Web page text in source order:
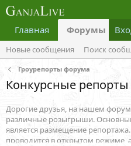
Главная Форумы
Новые сообщения Поиск
Гроурепорты форума
Конкурсные репорты
Дорогие друзья, на нашем
различные розыгрыши.
является размещение
проводится в открытом режиме,